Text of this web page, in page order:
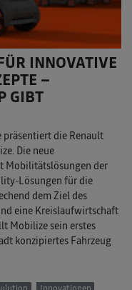
INNOVATIVE
–
GIBT
präsentiert die Renault
Die neue
Mobilitätslösungen der
Lösungen für die
dem Ziel des
eine Kreislaufwirtschaft
Mobilize sein erstes
konzipiertes Fahrzeug